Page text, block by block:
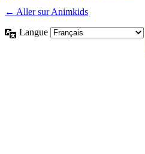
← Aller sur Animkids
Langue